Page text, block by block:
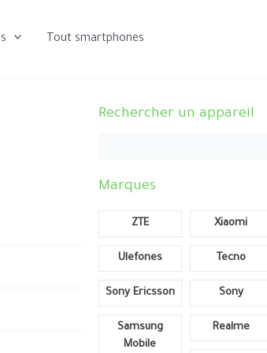
Tout smartphones
Rechercher un appareil
Marques
ZTE Xiaomi
Ulefones Tecno
Sony Ericsson Sony
Samsung
Mobile
Realme